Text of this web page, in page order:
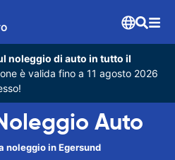
noleggio di auto in tutto il
è valida fino a 11 agosto 2026
Auto
noleggio in Egersund